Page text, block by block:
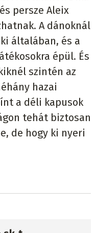
persze Aleix
A dánoknál
általában, és a
épül. És
szintén az
hazai
a déli kapusok
tehát biztosan
de hogy ki nyeri